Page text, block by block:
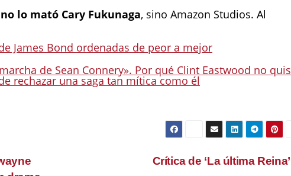
lo mató Cary Fukunaga, sino Amazon Studios. Al
James Bond ordenadas de peor a mejor
de Sean Connery». Por qué Clint Eastwood no
rechazar una saga tan mítica como él
Crítica de ‘La última